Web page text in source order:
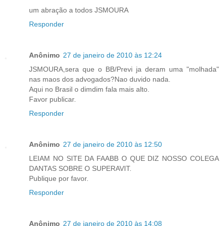
um abração a todos JSMOURA
Responder
Anônimo 27 de janeiro de 2010 às 12:24
JSMOURA,sera que o BB/Previ ja deram uma "molhada"
nas maos dos advogados?Nao duvido nada.
Aqui no Brasil o dimdim fala mais alto.
Favor publicar.
Responder
Anônimo 27 de janeiro de 2010 às 12:50
LEIAM NO SITE DA FAABB O QUE DIZ NOSSO COLEGA
DANTAS SOBRE O SUPERAVIT.
Publique por favor.
Responder
Anônimo 27 de janeiro de 2010 às 14:08